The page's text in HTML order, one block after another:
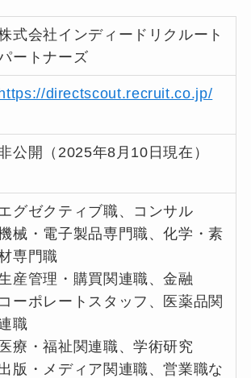
式会社インディードリクルート
ートナーズ
directscout.recruit.co.jp/
公開（2025年8月10日現在）
グゼクティブ職、コンサル
械・電子製品専門職、化学・素
専門職
産管理・購買関連職、金融
コーポレートスタッフ、医薬品関
職
医療・福祉関連職、学術研究
版・メディア関連職、営業職な